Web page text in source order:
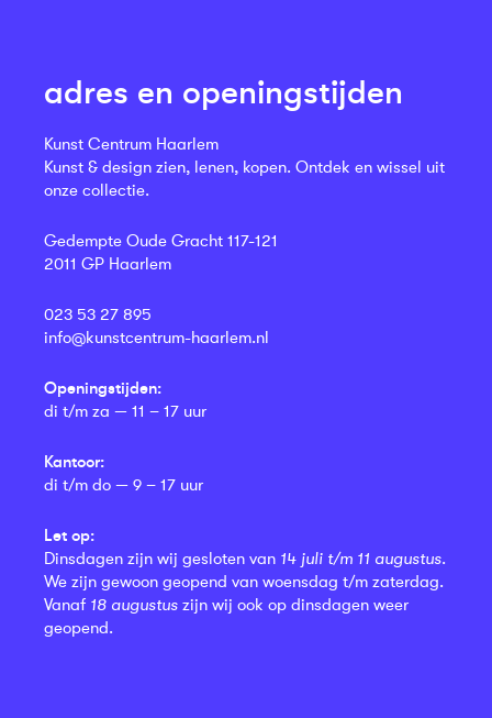
adres en openingstijden
Kunst Centrum Haarlem
Kunst & design zien, lenen, kopen. Ontdek en wissel uit
onze collectie.
Gedempte Oude Gracht 117-121
2011 GP Haarlem
023 53 27 895
info@kunstcentrum-haarlem.nl
Openingstijden:
di t/m za — 11 – 17 uur
Kantoor:
di t/m do — 9 – 17 uur
Let op:
Dinsdagen zijn wij gesloten van 14 juli t/m 11 augustus.
We zijn gewoon geopend van woensdag t/m zaterdag.
Vanaf 18 augustus zijn wij ook op dinsdagen weer
geopend.